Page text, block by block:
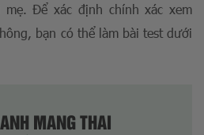
Để xác định chính xác xem
bạn có thể làm bài test dưới
MANG THAI